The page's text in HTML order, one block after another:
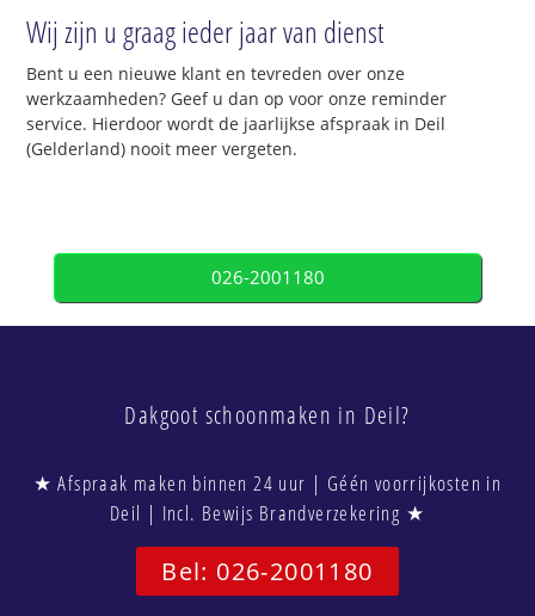
Wij zijn u graag ieder jaar van dienst
Bent u een nieuwe klant en tevreden over onze
werkzaamheden? Geef u dan op voor onze reminder
service. Hierdoor wordt de jaarlijkse afspraak in Deil
(Gelderland) nooit meer vergeten.
026-2001180
Dakgoot schoonmaken in Deil?
★ Afspraak maken binnen 24 uur | Géén voorrijkosten in
Deil | Incl. Bewijs Brandverzekering ★
Bel: 026-2001180